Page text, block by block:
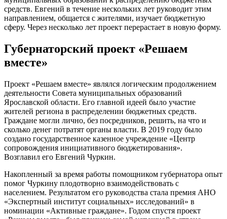
средств. Евгений в течение нескольких лет руководит этим
направлением, общается с жителями, изучает бюджетную
сферу. Через несколько лет проект перерастает в новую форму.
Губернаторский проект «Решаем
вместе»
Проект «Решаем вместе» являлся логическим продолжением
деятельности Совета муниципальных образований
Ярославской области. Его главной идеей было участие
жителей региона в распределении бюджетных средств.
Граждане могли лично, без посредников, решить, на что и
сколько денег потратят органы власти. В 2019 году было
создано государственное казенное учреждение «Центр
сопровождения инициативного бюджетирования».
Возглавил его Евгений Чуркин.
Накопленный за время работы помощником губернатора опыт
помог Чуркину плодотворно взаимодействовать с
населением. Результатом его руководства стала премия АНО
«Экспертный институт социальных» исследований» в
номинации «Активные граждане». Годом спустя проект